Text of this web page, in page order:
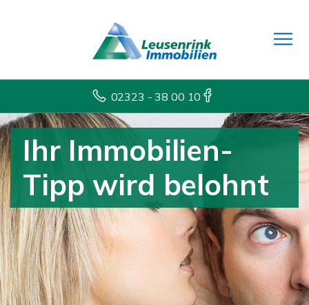
02323 - 38 00 10
Ihr Immobilien-
Tipp wird belohnt